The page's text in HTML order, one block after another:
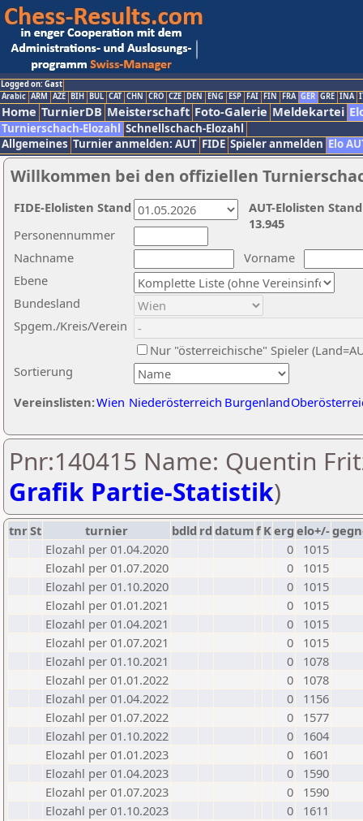
Logged on: Gast
Arabic ARM AZE BIH BUL CAT CHN CRO CZE DEN ENG ESP FAI FIN FRA GER GRE INA
Home TurnierDB Meisterschaft Foto-Galerie Meldekartei
Turnierschach-Elozahl Schnellschach-Elozahl
Allgemeines Turnier anmelden: AUT FIDE Spieler anmelden Elo
Willkommen bei den offiziellen
Nachname
Vorname
Ebene
Sortierung
Personennummer
Bundesland
Spgem./Kreis/Verein
Nur "österreichische" Spieler
Vereinslisten:Wien Niederösterreich Burgenland
AUT-Elolisten
13.945
FIDE-Elolisten Stand
Pnr:140415 Name: Quentin
Grafik Partie-Statistik)
tnrSt turnier bdld rd datumf Kerg elo+/-
Elozahl per 01.04.2020
0
1015
Elozahl per 01.07.2020
0
1015
Elozahl per 01.10.2020
0
1015
Elozahl per 01.01.2021
0
1015
Elozahl per 01.04.2021
0
1015
Elozahl per 01.07.2021
0
1015
Elozahl per 01.10.2021
0
1078
Elozahl per 01.01.2022
0
1078
Elozahl per 01.04.2022
0
1156
Elozahl per 01.07.2022
0
1577
Elozahl per 01.10.2022
0
1604
Elozahl per 01.01.2023
0
1601
Elozahl per 01.04.2023
0
1590
Elozahl per 01.07.2023
0
1590
Elozahl per 01.10.2023
0
1611